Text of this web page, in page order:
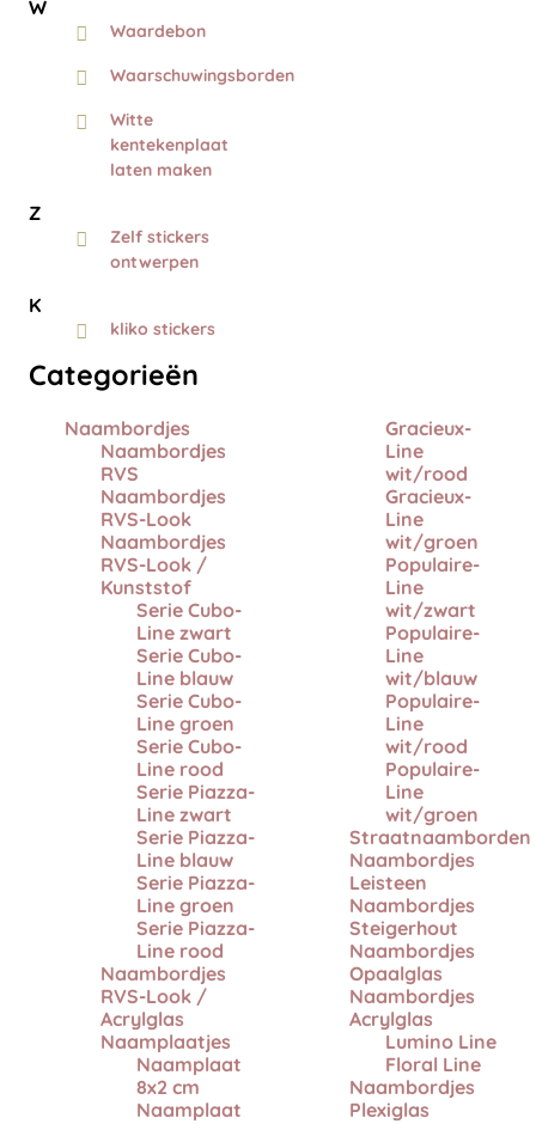
W
Waardebon
Waarschuwingsborden
Witte
kentekenplaat
laten maken
Z
Zelf stickers
ontwerpen
K
kliko stickers
Categorieën
Naambordjes
Naambordjes
RVS
Naambordjes
RVS-Look
Naambordjes
RVS-Look /
Kunststof
Serie Cubo-
Line zwart
Serie Cubo-
Line blauw
Serie Cubo-
Line groen
Serie Cubo-
Line rood
Serie Piazza-
Line zwart
Serie Piazza-
Line blauw
Serie Piazza-
Line groen
Serie Piazza-
Line rood
Naambordjes
RVS-Look /
Acrylglas
Naamplaatjes
Naamplaat
8x2 cm
Naamplaat
Gracieux-
Line
wit/rood
Gracieux-
Line
wit/groen
Populaire-
Line
wit/zwart
Populaire-
Line
wit/blauw
Populaire-
Line
wit/rood
Populaire-
Line
wit/groen
Straatnaamborden
Naambordjes
Leisteen
Naambordjes
Steigerhout
Naambordjes
Opaalglas
Naambordjes
Acrylglas
Lumino Line
Floral Line
Naambordjes
Plexiglas